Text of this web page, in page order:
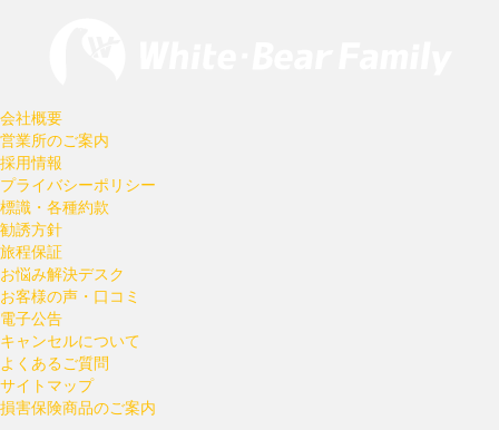
会社概要
営業所のご案内
採用情報
プライバシーポリシー
標識・各種約款
勧誘方針
旅程保証
お悩み解決デスク
お客様の声・口コミ
電子公告
キャンセルについて
よくあるご質問
サイトマップ
損害保険商品のご案内